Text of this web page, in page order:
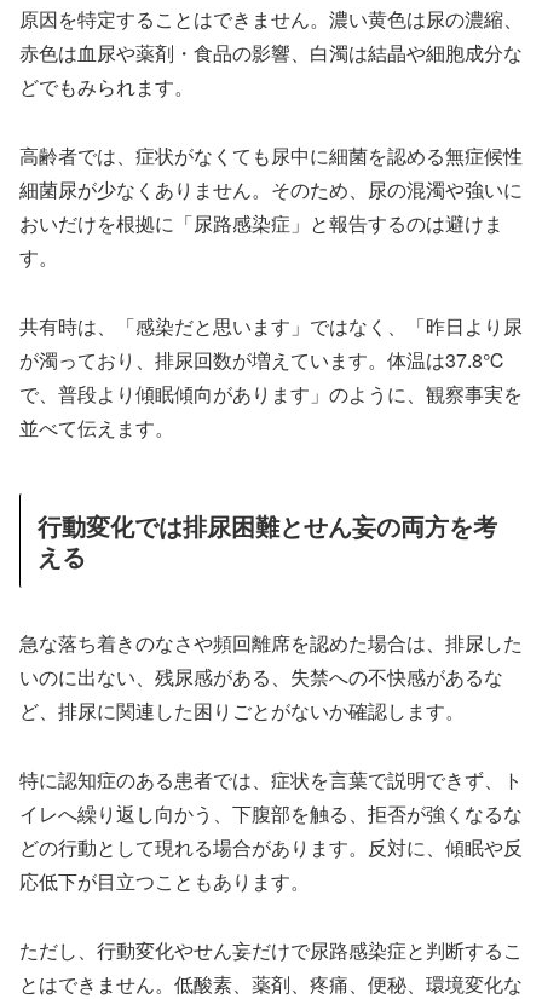
原因を特定することはできません。濃い黄色は尿の濃縮、
赤色は血尿や薬剤・食品の影響、白濁は結晶や細胞成分な
どでもみられます。
高齢者では、症状がなくても尿中に細菌を認める無症候性
細菌尿が少なくありません。そのため、尿の混濁や強いに
おいだけを根拠に「尿路感染症」と報告するのは避けま
す。
共有時は、「感染だと思います」ではなく、「昨日より尿
が濁っており、排尿回数が増えています。体温は37.8℃
で、普段より傾眠傾向があります」のように、観察事実を
並べて伝えます。
行動変化では排尿困難とせん妄の両方を考
える
急な落ち着きのなさや頻回離席を認めた場合は、排尿した
いのに出ない、残尿感がある、失禁への不快感があるな
ど、排尿に関連した困りごとがないか確認します。
特に認知症のある患者では、症状を言葉で説明できず、ト
イレへ繰り返し向かう、下腹部を触る、拒否が強くなるな
どの行動として現れる場合があります。反対に、傾眠や反
応低下が目立つこともあります。
ただし、行動変化やせん妄だけで尿路感染症と判断するこ
とはできません。低酸素、薬剤、疼痛、便秘、環境変化な